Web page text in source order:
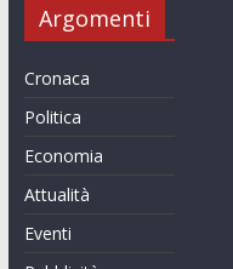
Argomenti
Cronaca
Politica
Economia
Attualità
Eventi